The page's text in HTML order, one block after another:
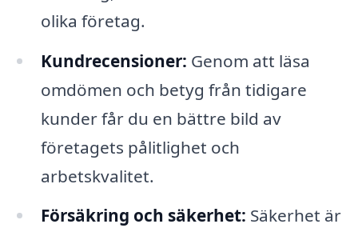
olika företag.
Kundrecensioner: Genom att läsa
omdömen och betyg från tidigare
kunder får du en bättre bild av
företagets pålitlighet och
arbetskvalitet.
Försäkring och säkerhet: Säkerhet är